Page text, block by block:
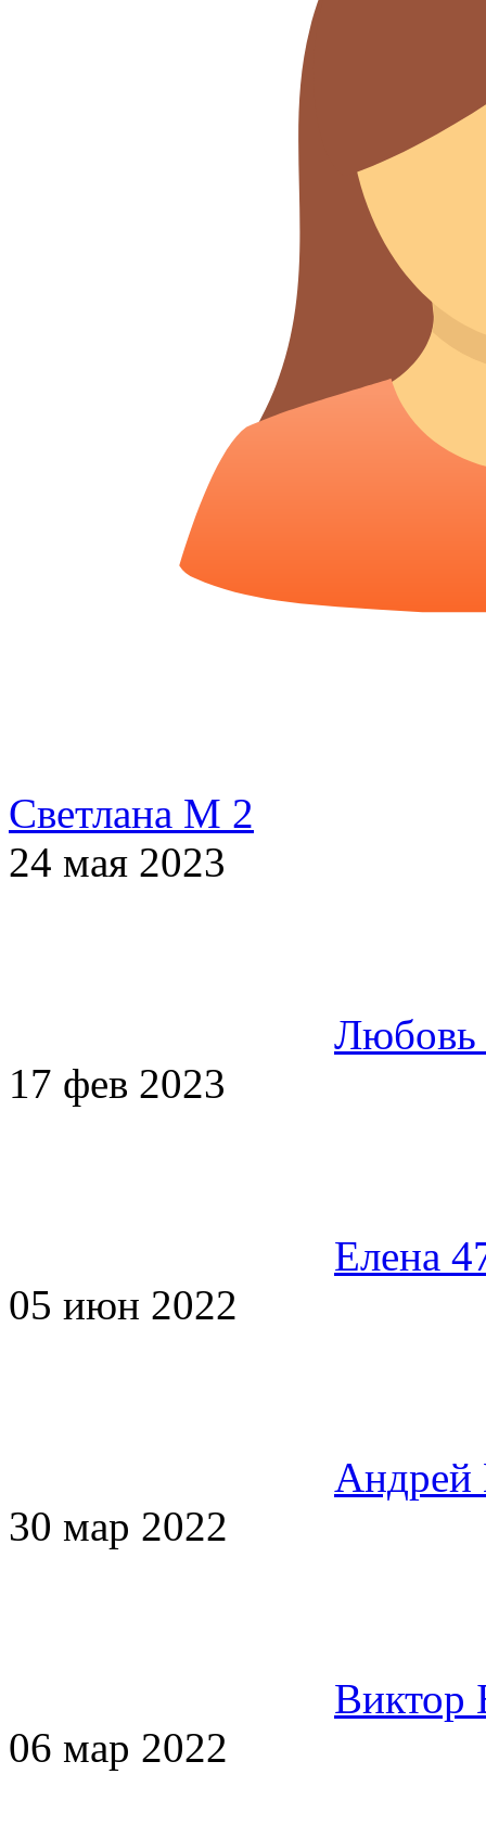
Светлана М 2
24 мая 2023
Любовь
17 фев 2023
Елена
05 июн 2022
Андрей
30 мар 2022
Виктор
06 мар 2022